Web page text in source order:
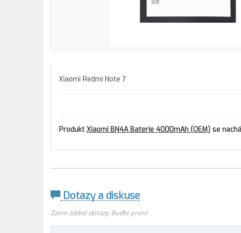
Xiaomi Redmi Note 7
Produkt Xiaomi BN4A Baterie 4000mAh (OEM) se
Dotazy a diskuse
Zatím žádné dotazy. Buďte první!